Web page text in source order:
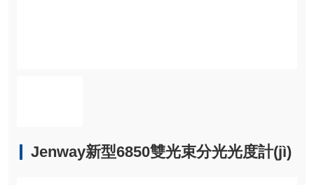
Jenway新型6850雙光束分光光度計(jì)